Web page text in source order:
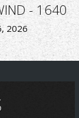
- 1640
2026